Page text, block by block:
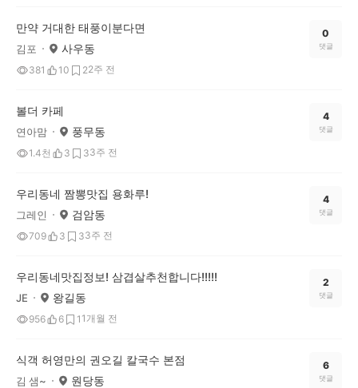
만약 거대한 태풍이분다면
김포 사우동
381 10 22주 전
0
댓글
볼더 카페
연아맘 풍무동
1.4천 3 33주 전
4
댓글
우리동네 짬뽕맛집 용화루!
그레인 검암동
709 3 33주 전
4
댓글
우리동네맛집정보! 삼겹살추천합니다!!!!!
JE 왕길동
956 6 1 1개월 전
2
댓글
식객 허영만의 권오길 칼국수 본점
김 샘~ 원당동
6
댓글